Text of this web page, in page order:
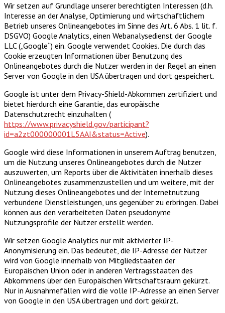
Wir setzen auf Grundlage unserer berechtigten Interessen (d.h.
Interesse an der Analyse, Optimierung und wirtschaftlichem
Betrieb unseres Onlineangebotes im Sinne des Art. 6 Abs. 1 lit. f.
DSGVO) Google Analytics, einen Webanalysedienst der Google
LLC („Google“) ein. Google verwendet Cookies. Die durch das
Cookie erzeugten Informationen über Benutzung des
Onlineangebotes durch die Nutzer werden in der Regel an einen
Server von Google in den USA übertragen und dort gespeichert.
Google ist unter dem Privacy-Shield-Abkommen zertifiziert und
bietet hierdurch eine Garantie, das europäische
Datenschutzrecht einzuhalten (
https://www.privacyshield.gov/participant?
id=a2zt000000001L5AAI&status=Active).
Google wird diese Informationen in unserem Auftrag benutzen,
um die Nutzung unseres Onlineangebotes durch die Nutzer
auszuwerten, um Reports über die Aktivitäten innerhalb dieses
Onlineangebotes zusammenzustellen und um weitere, mit der
Nutzung dieses Onlineangebotes und der Internetnutzung
verbundene Dienstleistungen, uns gegenüber zu erbringen. Dabei
können aus den verarbeiteten Daten pseudonyme
Nutzungsprofile der Nutzer erstellt werden.
Wir setzen Google Analytics nur mit aktivierter IP-
Anonymisierung ein. Das bedeutet, die IP-Adresse der Nutzer
wird von Google innerhalb von Mitgliedstaaten der
Europäischen Union oder in anderen Vertragsstaaten des
Abkommens über den Europäischen Wirtschaftsraum gekürzt.
Nur in Ausnahmefällen wird die volle IP-Adresse an einen Server
von Google in den USA übertragen und dort gekürzt.